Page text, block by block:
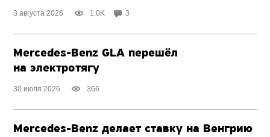
3 августа 2026 1.0K 3
Mercedes-Benz GLA перешёл
на электротягу
30 июля 2026 366
Mercedes-Benz делает ставку на Венгрию